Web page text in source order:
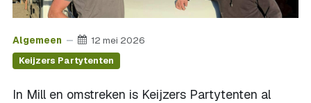
Algemeen 12 mei 2026
Keijzers Partytenten
In Mill en omstreken is Keijzers Partytenten al